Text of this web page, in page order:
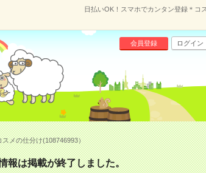
日払いOK！スマホでカンタン登録＊コ
会員登録 ログイン
メの仕分け(108746993）
報は掲載が終了しました。